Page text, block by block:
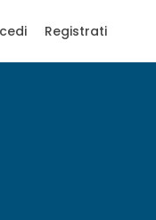
Registrati